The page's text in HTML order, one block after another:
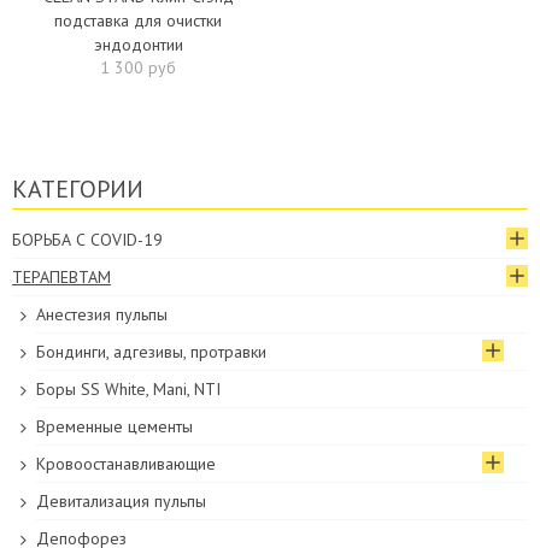
подставка для очистки
эндодонтии
1 300 руб
КАТЕГОРИИ
БОРЬБА С COVID-19
ТЕРАПЕВТАМ
Анестезия пульпы
Бондинги, адгезивы, протравки
Боры SS White, Mani, NTI
Временные цементы
Кровоостанавливающие
Девитализация пульпы
Депофорез